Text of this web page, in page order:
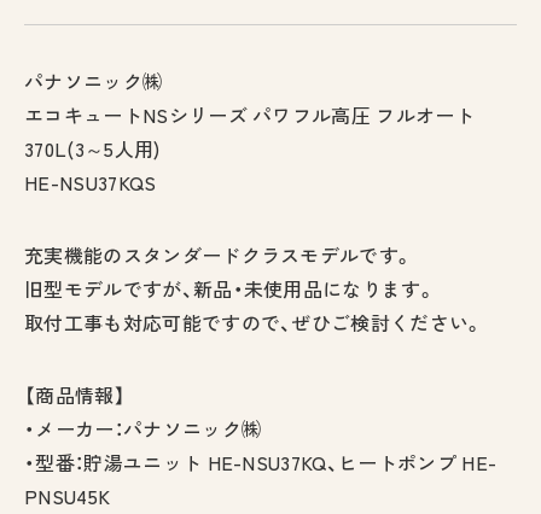
古物営業法に基づく表示
パナソニック㈱
エコキュートNSシリーズ パワフル高圧 フルオート
370L(3～5人用)
HE-NSU37KQS
充実機能のスタンダードクラスモデルです。
旧型モデルですが、新品・未使用品になります。
取付工事も対応可能ですので、ぜひご検討ください。
【商品情報】
・メーカー：パナソニック㈱
・型番：貯湯ユニット HE-NSU37KQ、ヒートポンプ HE-
PNSU45K